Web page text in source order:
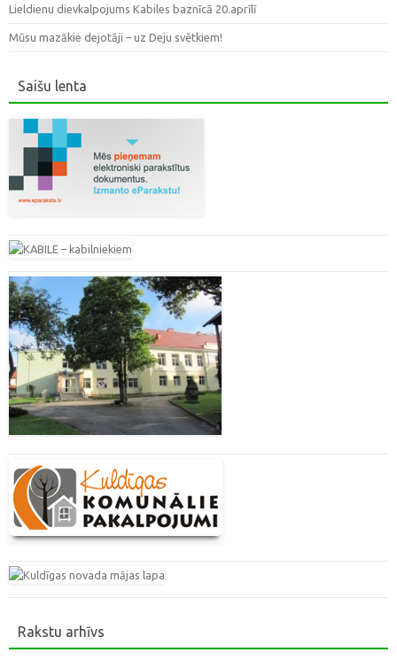
Lieldienu dievkalpojums Kabiles baznīcā 20.aprīlī
Mūsu mazākie dejotāji – uz Deju svētkiem!
Saišu lenta
Rakstu arhīvs